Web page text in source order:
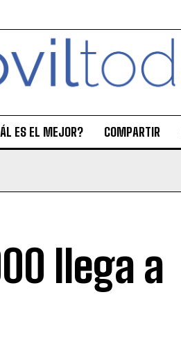
ES EL MEJOR? COMPARTIR
llega a